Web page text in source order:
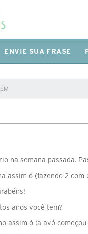
ENVIE SUA FRASE
na semana passada.
assim ó (fazendo 2
anos você tem?
assim ó (a avó